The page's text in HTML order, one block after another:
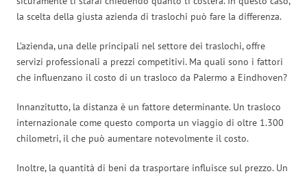
la scelta della giusta azienda di traslochi può fare la differenza.
L’azienda, una delle principali nel settore dei traslochi, offre
servizi professionali a prezzi competitivi. Ma quali sono i fattori
che influenzano il costo di un trasloco da Palermo a Eindhoven?
Innanzitutto, la distanza è un fattore determinante. Un trasloco
internazionale come questo comporta un viaggio di oltre 1.300
chilometri, il che può aumentare notevolmente il costo.
Inoltre, la quantità di beni da trasportare influisce sul prezzo. Un